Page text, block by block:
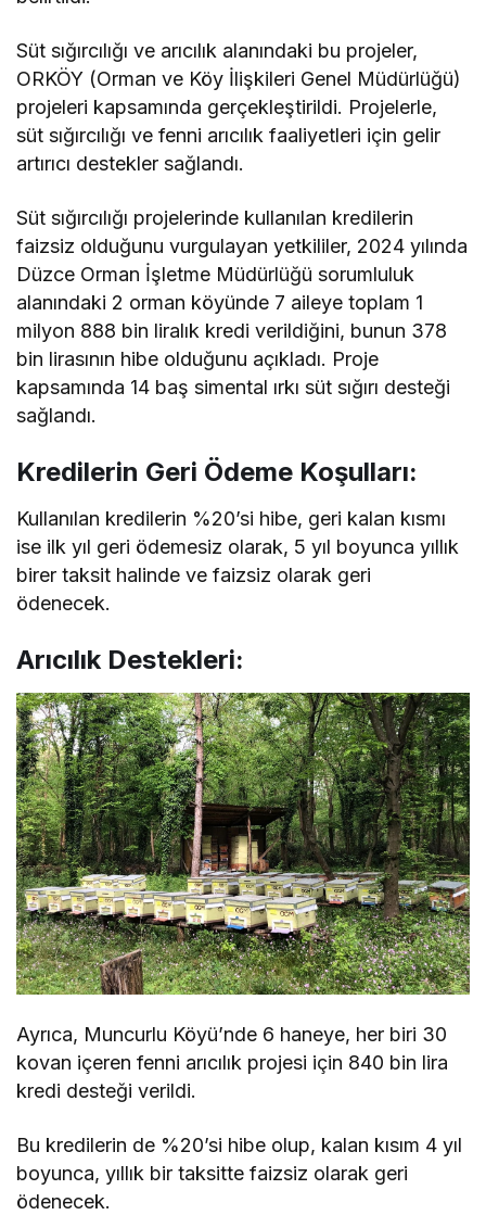
Süt sığırcılığı ve arıcılık alanındaki bu projeler,
ORKÖY (Orman ve Köy İlişkileri Genel Müdürlüğü)
projeleri kapsamında gerçekleştirildi. Projelerle,
süt sığırcılığı ve fenni arıcılık faaliyetleri için gelir
artırıcı destekler sağlandı.
Süt sığırcılığı projelerinde kullanılan kredilerin
faizsiz olduğunu vurgulayan yetkililer, 2024 yılında
Düzce Orman İşletme Müdürlüğü sorumluluk
alanındaki 2 orman köyünde 7 aileye toplam 1
milyon 888 bin liralık kredi verildiğini, bunun 378
bin lirasının hibe olduğunu açıkladı. Proje
kapsamında 14 baş simental ırkı süt sığırı desteği
sağlandı.
Kredilerin Geri Ödeme Koşulları:
Kullanılan kredilerin %20’si hibe, geri kalan kısmı
ise ilk yıl geri ödemesiz olarak, 5 yıl boyunca yıllık
birer taksit halinde ve faizsiz olarak geri
ödenecek.
Arıcılık Destekleri:
Ayrıca, Muncurlu Köyü’nde 6 haneye, her biri 30
kovan içeren fenni arıcılık projesi için 840 bin lira
kredi desteği verildi.
Bu kredilerin de %20’si hibe olup, kalan kısım 4 yıl
boyunca, yıllık bir taksitte faizsiz olarak geri
ödenecek.